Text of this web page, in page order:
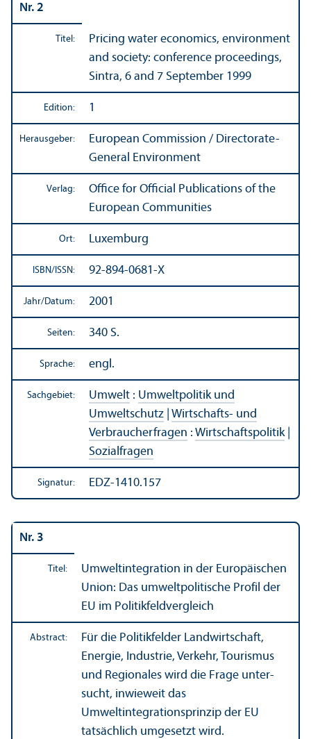
Nr. 2
Titel:
Pricing water economics, environment
and society: conference proceedings,
Sintra, 6 and 7 September 1999
Edition: 1
Herausgeber:
European Commission / Directorate-
General Environment
Verlag:
Office for Official Publications of the
European Communities
Ort: Luxemburg
ISBN/ ISSN: 92-894-0681-X
Jahr/Datum: 2001
Seiten: 340 S.
Sprache: engl.
Sachgebiet: Umwelt : Umweltpolitik und
Umweltschutz Wirtschafts- und
Verbraucherfragen : Wirtschafts­politik|
Sozialfragen
Signatur: EDZ-1410.157
Nr. 3
Titel:
Umweltintegration in der Europäischen
Union: Das umweltpolitische Profil der
EU im Politikfeldvergleich
Abstract:
Für die Politikfelder Landwirtschaft,
Energie, Industrie, Verkehr, Tourismus
und Regionales wird die Frage unter­
sucht, inwieweit das
Umweltintegrations­prinzip der EU
tatsächlich umgesetzt wird.